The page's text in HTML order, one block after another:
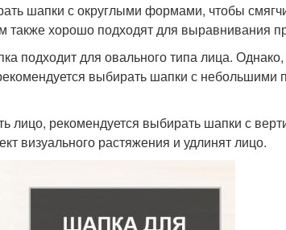
шапки с округлыми формами, чтобы
хорошо подходят для выравнивания
подходит для овального типа лица.
выбирать шапки с небольшими
лицо, рекомендуется выбирать шапки с
визуального растяжения и удлинят лицо.